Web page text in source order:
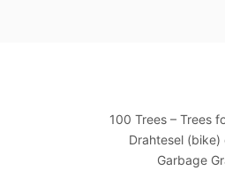
100 Trees – Trees
Drahtesel (bike)
Garbage